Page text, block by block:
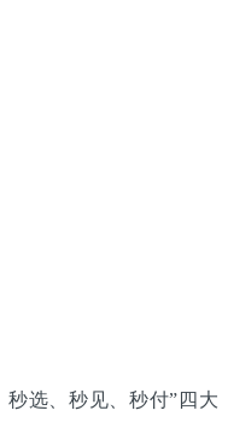
选、秒见、秒付”四大